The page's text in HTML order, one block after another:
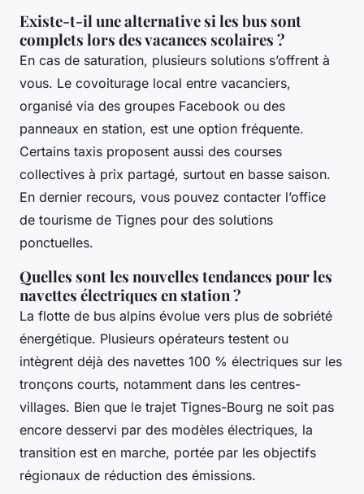
Existe-t-il une alternative si les bus sont
complets lors des vacances scolaires ?
En cas de saturation, plusieurs solutions s’offrent à
vous. Le covoiturage local entre vacanciers,
organisé via des groupes Facebook ou des
panneaux en station, est une option fréquente.
Certains taxis proposent aussi des courses
collectives à prix partagé, surtout en basse saison.
En dernier recours, vous pouvez contacter l’office
de tourisme de Tignes pour des solutions
ponctuelles.
Quelles sont les nouvelles tendances pour les
navettes électriques en station ?
La flotte de bus alpins évolue vers plus de sobriété
énergétique. Plusieurs opérateurs testent ou
intègrent déjà des navettes 100 % électriques sur les
tronçons courts, notamment dans les centres-
villages. Bien que le trajet Tignes-Bourg ne soit pas
encore desservi par des modèles électriques, la
transition est en marche, portée par les objectifs
régionaux de réduction des émissions.